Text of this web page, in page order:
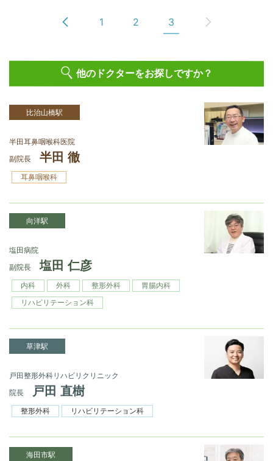
1 2 3
他のドクターをお探しですか？
比治山橋駅
半田耳鼻咽喉科医院
副院長
半田 徹
耳鼻咽喉科
向洋駅
塩田病院
副院長
塩田 仁彦
内科 外科 整形外科
胃腸内科
リハビリテーション科
草津駅
戸田整形外科リハビリクリニック
院長
戸田 直樹
整形外科 リハビリテーション科
海田市駅